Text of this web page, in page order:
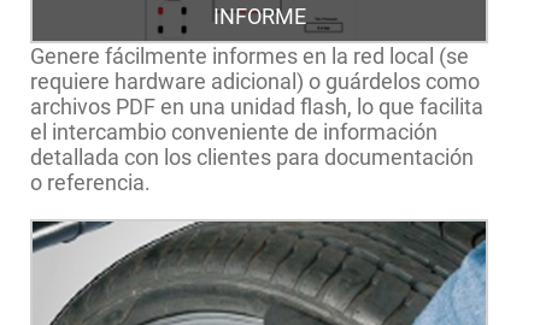
INFORME
Genere fácilmente informes en la red local (se
requiere hardware adicional) o guárdelos como
archivos PDF en una unidad flash, lo que facilita
el intercambio conveniente de información
detallada con los clientes para documentación
o referencia.